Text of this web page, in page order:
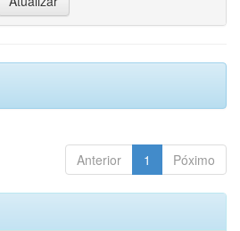
Anterior 1 Póximo